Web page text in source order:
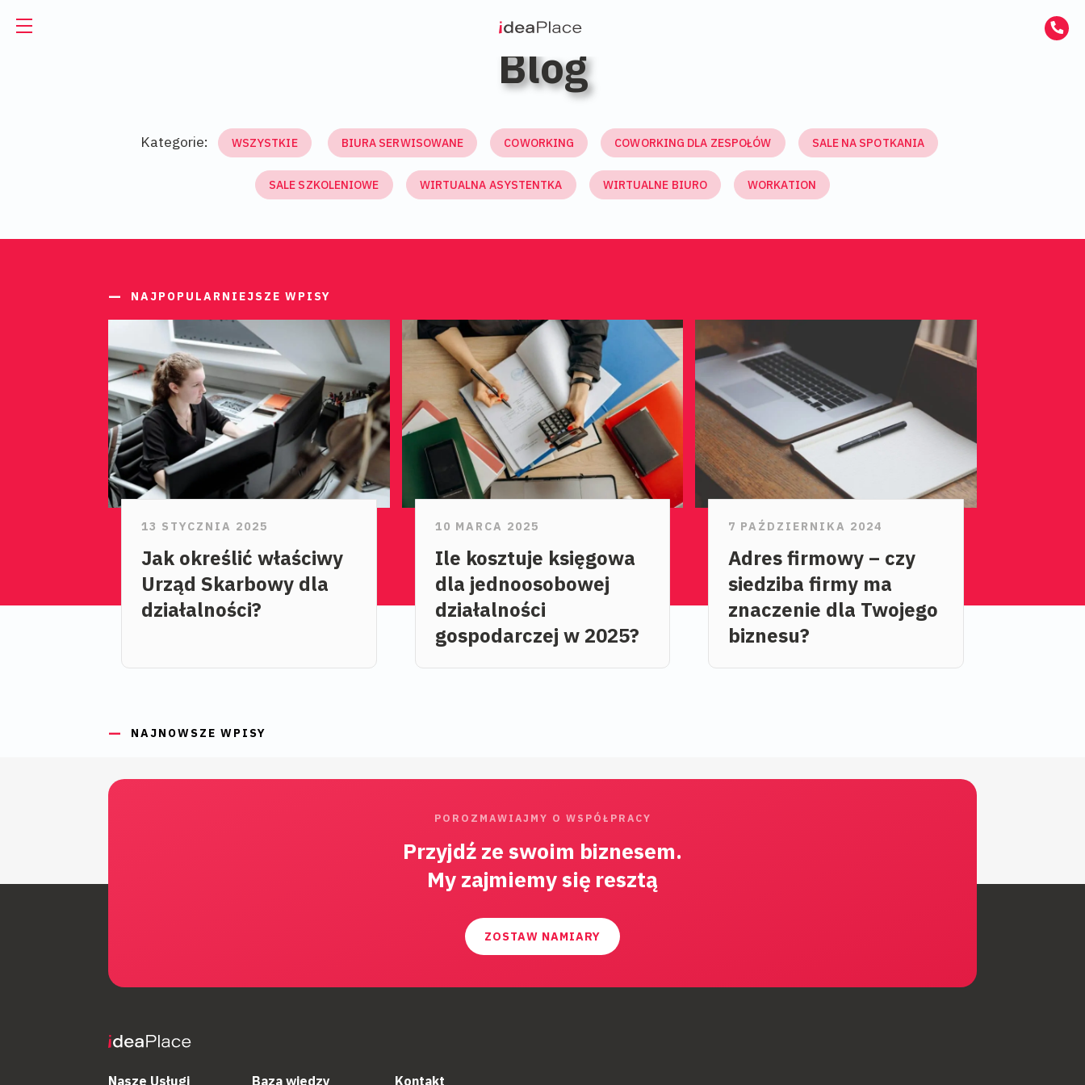
Coworking
Freelancerzy
GET A DAY DESK
Blog
Kategorie: WSZYSTKIE BIURA SERWISOWANE COWORKING COWORKING DLA ZESPOŁÓW SALE NA SPOTKANIA
SALE SZKOLENIOWE WIRTUALNA ASYSTENTKA WIRTUALNE BIURO WORKATION
NAJPOPULARNIEJSZE WPISY
13 STYCZNIA 2025
Jak określić właściwy
Urząd Skarbowy dla
działalności?
10 MARCA 2025
Ile kosztuje księgowa
dla jednoosobowej
działalności
gospodarczej w 2025?
7 PAŹDZIERNIKA 2024
Adres firmowy – czy
siedziba firmy ma
znaczenie dla Twojego
biznesu?
NAJNOWSZE WPISY
POROZMAWIAJMY O WSPÓŁPRACY
Przyjdź ze swoim biznesem.
My zajmiemy się resztą
ZOSTAW NAMIARY
Nasze Usługi Baza wiedzy Kontakt